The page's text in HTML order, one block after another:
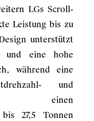
LGs Scroll-
Leistung bis zu
unterstützt
und eine hohe
während eine
und
einen
27,5 Tonnen